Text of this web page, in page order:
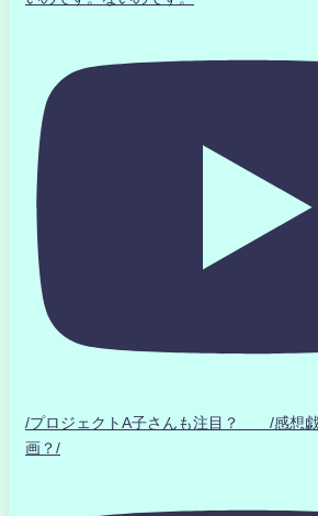
/プロジェクトA子さんも注目？ /感想戯
画？/